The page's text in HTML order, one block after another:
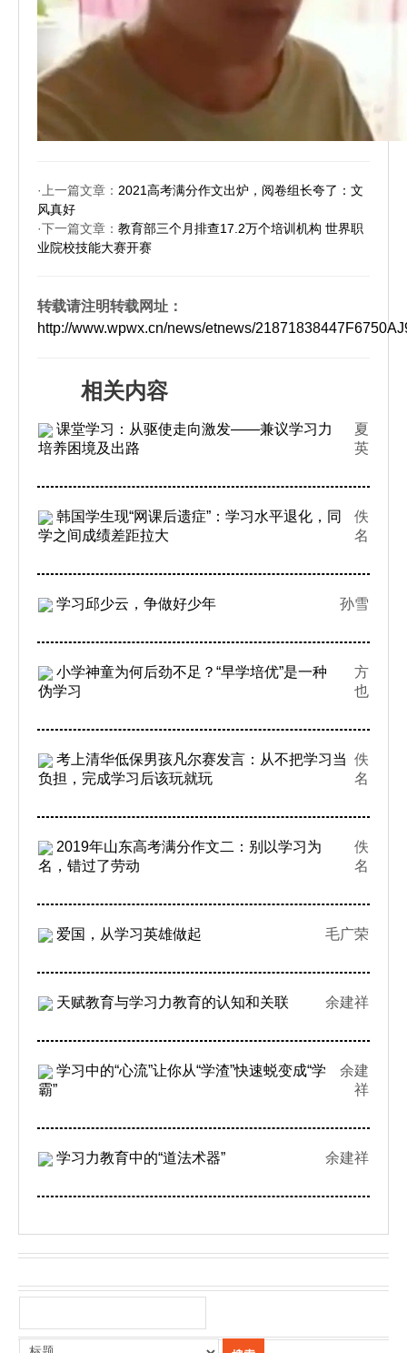
·上一篇文章： 2021高考满分作文出炉，阅卷组长夸了：文
风真好
·下一篇文章： 教育部三个月排查17.2万个培训机构 世界职
业院校技能大赛开赛
转载请注明转载网址：
http://www.wpwx.cn/news/etnews/
相关内容
课堂学习：从驱使走向激发——兼议学习力
培养困境及出路
夏
英
韩国学生现“网课后遗症”：学习水平退化，同
学之间成绩差距拉大
佚
名
学习邱少云，争做好少年 孙雪
小学神童为何后劲不足？“早学培优”是一种
伪学习
方
也
考上清华低保男孩凡尔赛发言：从不把学习当
负担，完成学习后该玩就玩
佚
名
2019年山东高考满分作文二：别以学习为
名，错过了劳动
佚
名
爱国，从学习英雄做起 毛广荣
天赋教育与学习力教育的认知和关联 余建祥
学习中的“心流”让你从“学渣”快速蜕变成“学
霸”
余建
祥
学习力教育中的“道法术器” 余建祥